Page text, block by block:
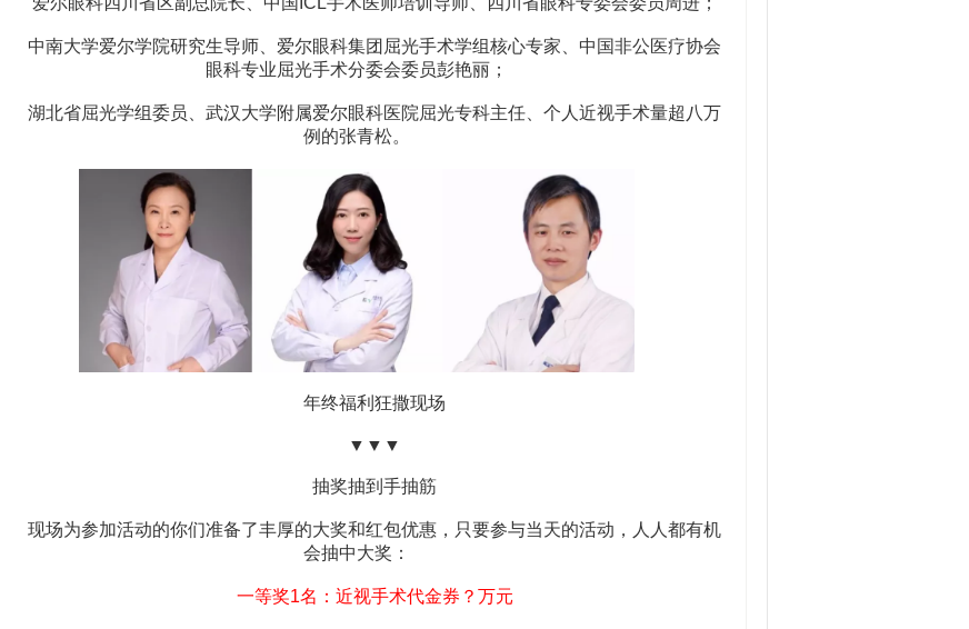
中南大学爱尔学院研究生导师、爱尔眼科集团屈光手术学组核心专家、中国非公医疗协会
眼科专业屈光手术分委会委员彭艳丽；
湖北省屈光学组委员、武汉大学附属爱尔眼科医院屈光专科主任、个人近视手术量超八万
例的张青松。
年终福利狂撒现场
▼▼▼
抽奖抽到手抽筋
现场为参加活动的你们准备了丰厚的大奖和红包优惠，只要参与当天的活动，人人都有机
会抽中大奖：
一等奖1名：近视手术代金券？万元